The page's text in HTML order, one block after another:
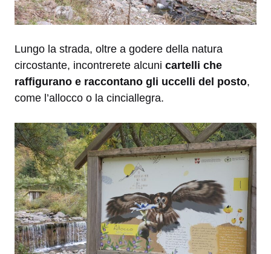
Lungo la strada, oltre a godere della natura
circostante, incontrerete alcuni cartelli che
raffigurano e raccontano gli uccelli del posto,
come l’allocco o la cinciallegra.